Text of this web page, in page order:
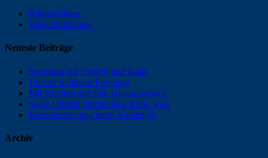
Radtourismus
Wassertourismus
Neueste Beiträge
Sperrung auf Unstrut und Saale
Unstrut Schleuse Freyburg
Mit Kindern auf dem Unstrutradweg
Saale-Unstrut, immer eine Reise wert
Bootsvermietung beim Aussteiger
Archiv